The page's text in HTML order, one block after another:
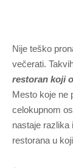
Nije teško
večerati.
restoran koji
Mesto koje ne
celokupnom
nastaje razlika
restorana u